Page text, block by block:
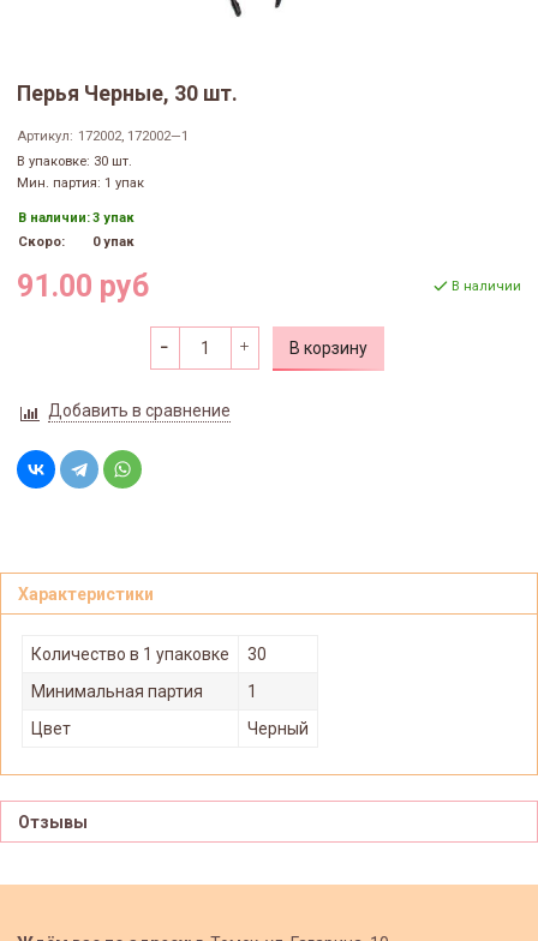
Перья Черные, 30 шт.
Артикул: 172002, 172002—1
В упаковке: 30 шт.
Мин. партия: 1 упак
В наличии:3 упак
Скоро:
0 упак
91.00 руб В наличии
В корзину
Добавить в сравнение
Характеристики
Количество в 1 упаковке
30
Минимальная партия
1
Цвет
Черный
Отзывы